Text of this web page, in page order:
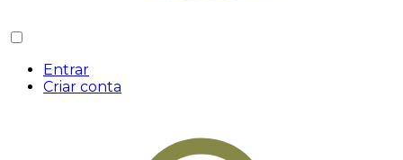
Entrar
Criar conta